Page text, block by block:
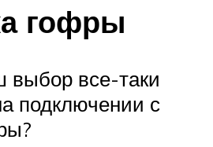
гофры
выбор все-таки
подключении с